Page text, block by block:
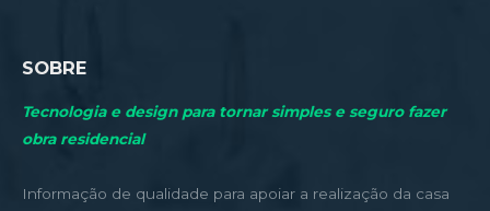
SOBRE
Tecnologia e design para tornar simples e seguro fazer
obra residencial
Informação de qualidade para apoiar a realização da casa